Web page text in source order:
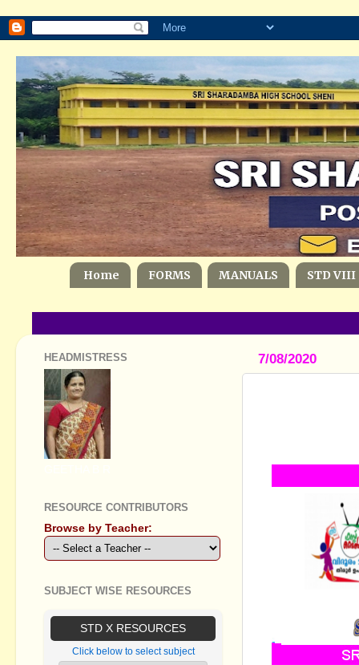
Home FORMS MANUALS STD VIII
7/08/2020
HEADMISTRESS
RESOURCE CONTRIBUTORS
Browse by Teacher:
SUBJECT WISE RESOURCES
STD X RESOURCES
Click below to select subject